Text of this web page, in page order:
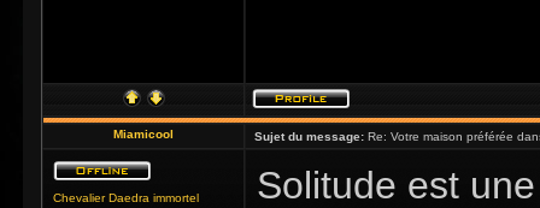
Miamicool Sujet du message: Re: Votre maison préférée
Chevalier Daedra immortel Solitude est